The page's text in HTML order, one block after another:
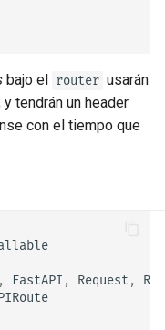
bajo el router usarán
y tendrán un header
con el tiempo que
, FastAPI , Request ,